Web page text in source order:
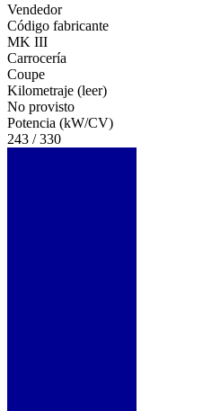
Vendedor
Código fabricante
MK III
Carrocería
Coupe
Kilometraje (leer)
No provisto
Potencia (kW/CV)
243 / 330